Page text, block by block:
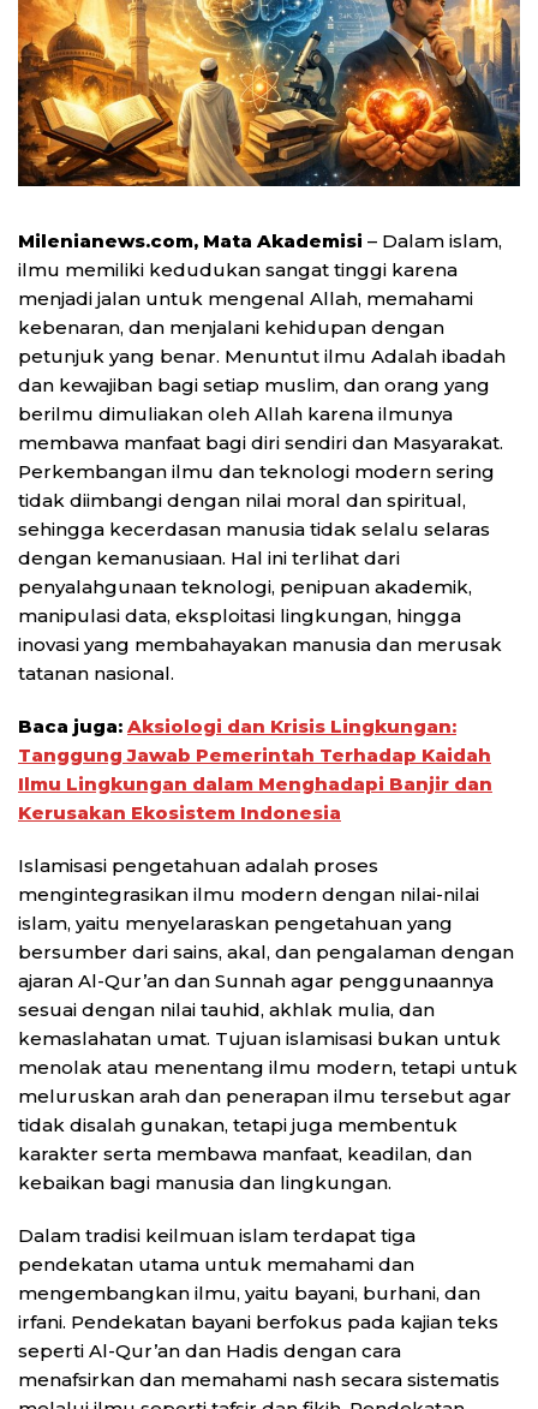
Milenianews.com, Mata Akademisi – Dalam islam,
ilmu memiliki kedudukan sangat tinggi karena
menjadi jalan untuk mengenal Allah, memahami
kebenaran, dan menjalani kehidupan dengan
petunjuk yang benar. Menuntut ilmu Adalah ibadah
dan kewajiban bagi setiap muslim, dan orang yang
berilmu dimuliakan oleh Allah karena ilmunya
membawa manfaat bagi diri sendiri dan Masyarakat.
Perkembangan ilmu dan teknologi modern sering
tidak diimbangi dengan nilai moral dan spiritual,
sehingga kecerdasan manusia tidak selalu selaras
dengan kemanusiaan. Hal ini terlihat dari
penyalahgunaan teknologi, penipuan akademik,
manipulasi data, eksploitasi lingkungan, hingga
inovasi yang membahayakan manusia dan merusak
tatanan nasional.
Baca juga: Aksiologi dan Krisis Lingkungan:
Tanggung Jawab Pemerintah Terhadap Kaidah
Ilmu Lingkungan dalam Menghadapi Banjir dan
Kerusakan Ekosistem Indonesia
Islamisasi pengetahuan adalah proses
mengintegrasikan ilmu modern dengan nilai-nilai
islam, yaitu menyelaraskan pengetahuan yang
bersumber dari sains, akal, dan pengalaman dengan
ajaran Al-Qur’an dan Sunnah agar penggunaannya
sesuai dengan nilai tauhid, akhlak mulia, dan
kemaslahatan umat. Tujuan islamisasi bukan untuk
menolak atau menentang ilmu modern, tetapi untuk
meluruskan arah dan penerapan ilmu tersebut agar
tidak disalah gunakan, tetapi juga membentuk
karakter serta membawa manfaat, keadilan, dan
kebaikan bagi manusia dan lingkungan.
Dalam tradisi keilmuan islam terdapat tiga
pendekatan utama untuk memahami dan
mengembangkan ilmu, yaitu bayani, burhani, dan
irfani. Pendekatan bayani berfokus pada kajian teks
seperti Al-Qur’an dan Hadis dengan cara
menafsirkan dan memahami nash secara sistematis